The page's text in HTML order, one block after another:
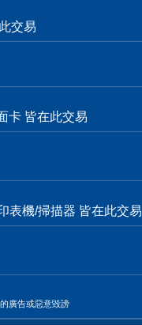
交易
卡 皆在此交易
表機/掃描器 皆在此交易
廣告或惡意毀謗